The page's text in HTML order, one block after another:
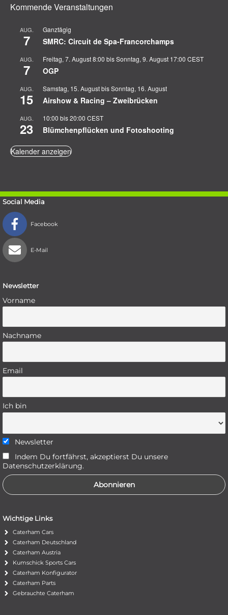
Kommende Veranstaltungen
AUG.
7
Ganztägig
SMRC: Circuit de Spa-Francorchamps
AUG.
7
Freitag, 7. August 8:00 bisSonntag, 9. August 17:00 CEST
OGP
AUG.
15
Samstag, 15. AugustbisSonntag, 16. August
Airshow & Racing – Zweibrücken
AUG.
23
10:00 bis20:00 CEST
Blümchenpflücken und Fotoshooting
Kalender anzeigen
Social Media
Facebook
E-Mail
Newsletter
Vorname
Nachname
Email
Ich bin
Newsletter
Indem Du fortfährst, akzeptierst Du unsere
Datenschutzerklärung.
Wichtige Links
Caterham Cars
Caterham Deutschland
Caterham Austria
Kumschick Sports Cars
Caterham Konfigurator
Caterham Parts
Gebrauchte Caterham